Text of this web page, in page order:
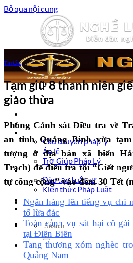
Bỏ qua nội dung
Luật sư tư vấn
Vấn đề pháp lý
Câu chuyện pháp lý
Án lệ
Trợ Giúp Pháp Lý
Nghề Luật
Đào tạo Luật sư
Kiến thức Pháp Luật
Kinh nghiệm – Kỹ năng
Tin tức pháp luật
Tin tức
Tạm giữ 8 thanh niên
giao thừa
Phòng Cảnh sát Điều tra về
an tỉnh Quảng Bình vừa
tượng ở địa bàn xã biển
Trạch) để điều tra tội “Giết
tự công cộng” vào đêm 30 Tết
Ngân hàng lên tiếng vụ chi
tố lừa đảo
Toàn cảnh vụ sát hại cô
tại Điện Biên
Tang thương xóm nghèo
Quảng Nam